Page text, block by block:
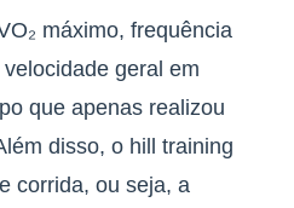
máximo, frequência
geral em
que apenas realizou
disso, o hill training
corrida, ou seja, a